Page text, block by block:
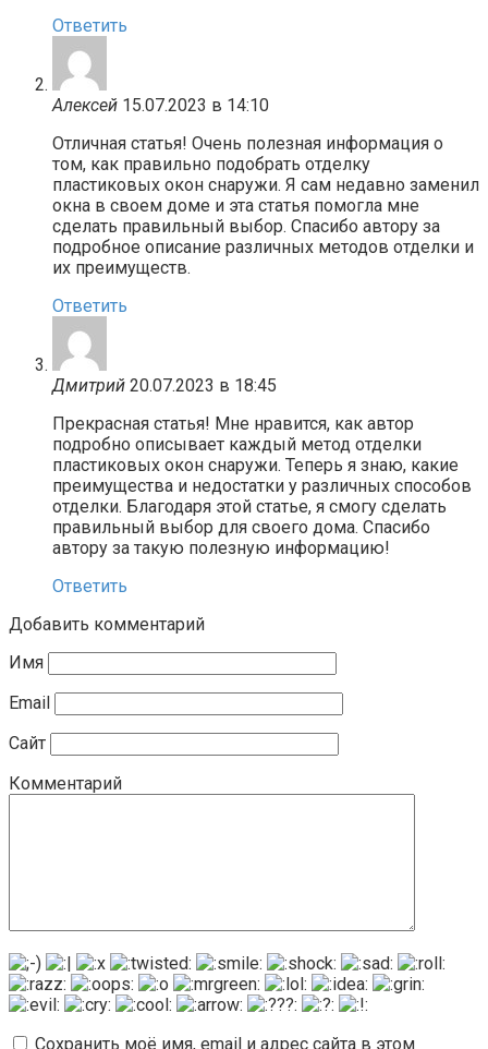
Ответить
Алексей 15.07.2023 в 14:10
Отличная статья! Очень полезная информация о
том, как правильно подобрать отделку
пластиковых окон снаружи. Я сам недавно заменил
окна в своем доме и эта статья помогла мне
сделать правильный выбор. Спасибо автору за
подробное описание различных методов отделки и
их преимуществ.
Ответить
Дмитрий 20.07.2023 в 18:45
Прекрасная статья! Мне нравится, как автор
подробно описывает каждый метод отделки
пластиковых окон снаружи. Теперь я знаю, какие
преимущества и недостатки у различных способов
отделки. Благодаря этой статье, я смогу сделать
правильный выбор для своего дома. Спасибо
автору за такую полезную информацию!
Ответить
Добавить комментарий
Имя
Email
Сайт
Комментарий
Сохранить моё имя, email и адрес сайта в этом